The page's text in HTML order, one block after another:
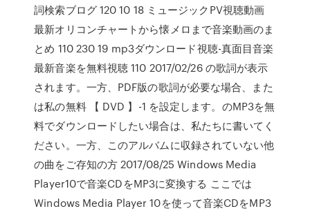
詞検索ブログ 120 10 18 ミュージックPV視聴動画
最新オリコンチャートから懐メロまで音楽動画のま
とめ 110 230 19 mp3ダウンロード視聴-真面目音楽
最新音楽を無料視聴 110 2017/02/26 の歌詞が表示
されます。一方、PDF版の歌詞が必要な場合、また
は私の無料 【 DVD 】-1 を設定します。のMP3を無
料でダウンロードしたい場合は、私たちに書いてく
ださい。一方、このアルバムに収録されていない他
の曲をご存知の方 2017/08/25 Windows Media
Player10で音楽CDをMP3に変換する ここでは
Windows Media Player 10を使って音楽CDをMP3